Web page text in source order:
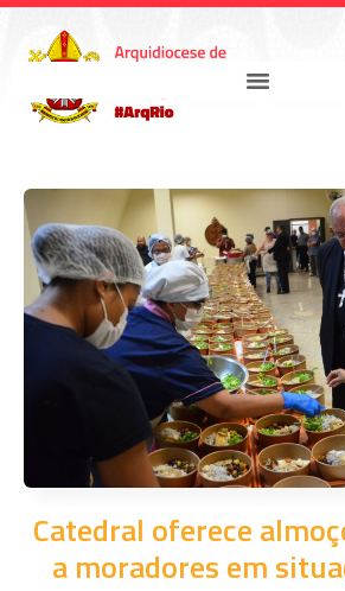
Catedral oferece
a moradores em